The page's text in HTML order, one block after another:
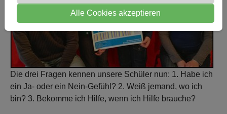
Die drei Fragen kennen unsere Schüler nun: 1. Habe ich
ein Ja- oder ein Nein-Gefühl? 2. Weiß jemand, wo ich
bin? 3. Bekomme ich Hilfe, wenn ich Hilfe brauche?
Alle Cookies akzeptieren